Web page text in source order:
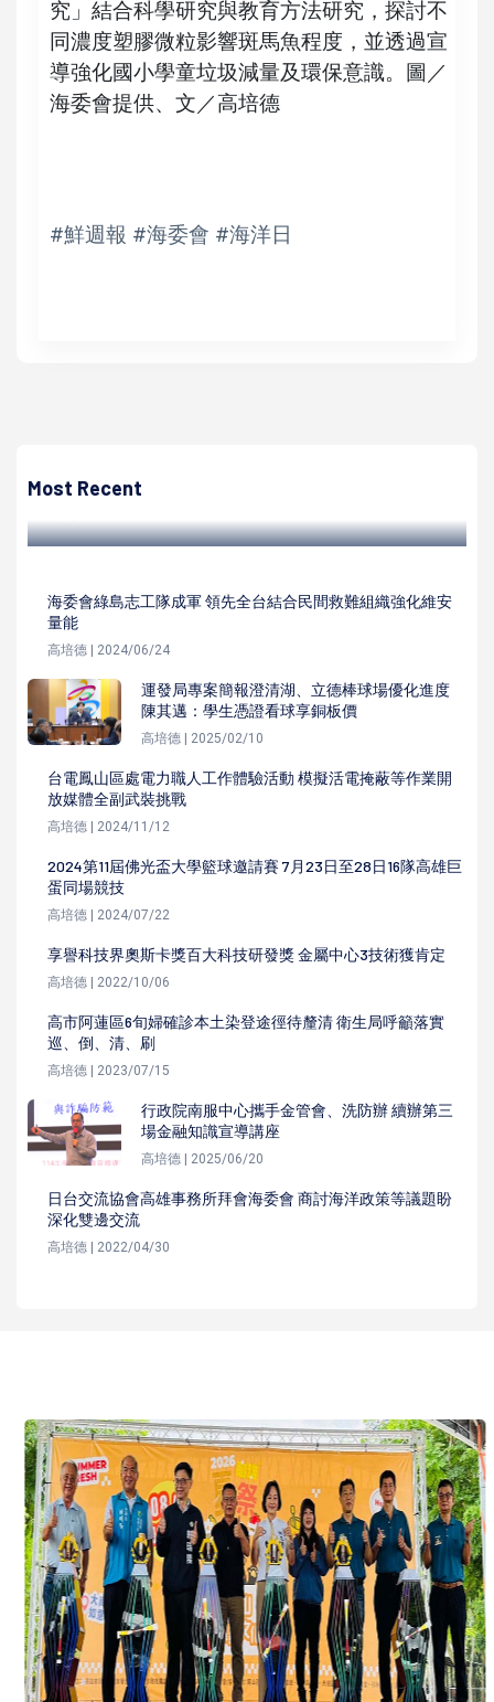
究」結合科學研究與教育方法研究，探討不
同濃度塑膠微粒影響斑馬魚程度，並透過宣
導強化國小學童垃圾減量及環保意識。圖／
海委會提供、文／高培德
#鮮週報 #海委會 #海洋日
Most Recent
藝同步推咖哩主題市集
海委會綠島志工隊成軍 領先全台結合民間救難組織強化維安
量能
高培德 | 2024/06/24
運發局專案簡報澄清湖、立德棒球場優化進度
陳其邁：學生憑證看球享銅板價
高培德 | 2025/02/10
台電鳳山區處電力職人工作體驗活動 模擬活電掩蔽等作業開
放媒體全副武裝挑戰
高培德 | 2024/11/12
2024第11屆佛光盃大學籃球邀請賽 7月23日至28日16隊高雄巨
蛋同場競技
高培德 | 2024/07/22
享譽科技界奧斯卡獎百大科技研發獎 金屬中心3技術獲肯定
高培德 | 2022/10/06
高市阿蓮區6旬婦確診本土染登途徑待釐清 衛生局呼籲落實
巡、倒、清、刷
高培德 | 2023/07/15
行政院南服中心攜手金管會、洗防辦 續辦第三
場金融知識宣導講座
高培德 | 2025/06/20
日台交流協會高雄事務所拜會海委會 商討海洋政策等議題盼
深化雙邊交流
高培德 | 2022/04/30